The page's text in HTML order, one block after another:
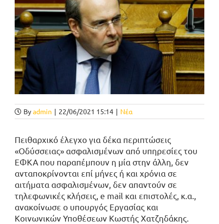
Byadmin | 22/06/2021 15:14 | Νέα
Πειθαρχικό έλεγχο για δέκα περιπτώσεις
«Οδύσσειας» ασφαλισμένων από υπηρεσίες του
ΕΦΚΑ που παραπέμπουν η μία στην άλλη, δεν
ανταποκρίνονται επί μήνες ή και χρόνια σε
αιτήματα ασφαλισμένων, δεν απαντούν σε
τηλεφωνικές κλήσεις, e mail και επιστολές, κ.α.,
ανακοίνωσε ο υπουργός Εργασίας και
Κοινωνικών Υποθέσεων Κωστής Χατζηδάκης.